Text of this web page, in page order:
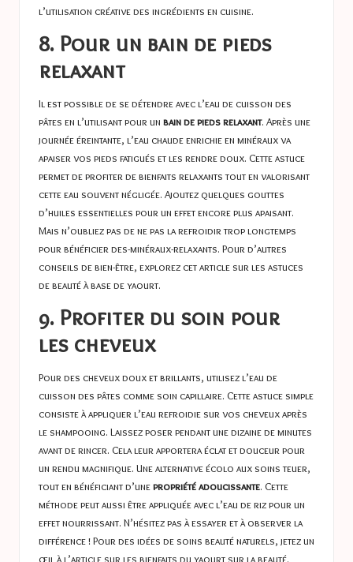
l’utilisation créative des ingrédients en cuisine.
8. Pour un bain de pieds
relaxant
Il est possible de se détendre avec l’eau de cuisson des
pâtes en l’utilisant pour un bain de pieds relaxant. Après une
journée éreintante, l’eau chaude enrichie en minéraux va
apaiser vos pieds fatigués et les rendre doux. Cette astuce
permet de profiter de bienfaits relaxants tout en valorisant
cette eau souvent négligée. Ajoutez quelques gouttes
d’huiles essentielles pour un effet encore plus apaisant.
Mais n’oubliez pas de ne pas la refroidir trop longtemps
pour bénéficier des-minéraux-relaxants. Pour d’autres
conseils de bien-être, explorez cet article sur les astuces
de beauté à base de yaourt.
9. Profiter du soin pour
les cheveux
Pour des cheveux doux et brillants, utilisez l’eau de
cuisson des pâtes comme soin capillaire. Cette astuce simple
consiste à appliquer l’eau refroidie sur vos cheveux après
le shampooing. Laissez poser pendant une dizaine de minutes
avant de rincer. Cela leur apportera éclat et douceur pour
un rendu magnifique. Une alternative écolo aux soins teuer,
tout en bénéficiant d’unepropriété adoucissante. Cette
méthode peut aussi être appliquée avec l’eau de riz pour un
effet nourrissant. N’hésitez pas à essayer et à observer la
différence ! Pour des idées de soins beauté naturels, jetez un
œil à l’article surles bienfaits du yaourt sur la beauté.